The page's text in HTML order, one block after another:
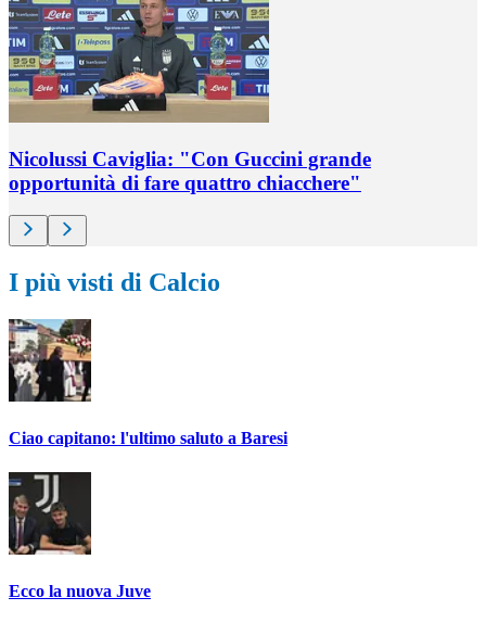
Nicolussi Caviglia: "Con Guccini grande
opportunità di fare quattro chiacchere"
I più visti di Calcio
Ciao capitano: l'ultimo saluto a Baresi
Ecco la nuova Juve